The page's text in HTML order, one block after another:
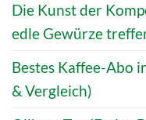
Die Kunst der
edle Gewürze
Bestes Kaffee-Abo
& Vergleich)